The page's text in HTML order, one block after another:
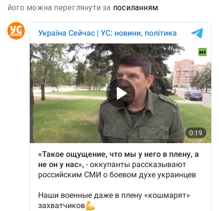
його можна переглянути за посиланням.